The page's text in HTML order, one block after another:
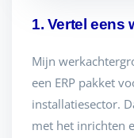
1. Vertel eens
Mijn
een ERP pakket
installatiesector.
met het inrichten